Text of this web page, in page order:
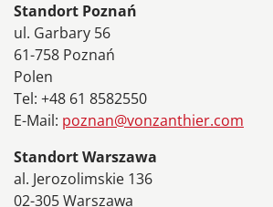
Standort Poznań
ul. Garbary 56
61-758 Poznań
Polen
Tel: +48 61 8582550
E-Mail: poznan@vonzanthier.com
Standort Warszawa
al. Jerozolimskie 136
02-305 Warszawa